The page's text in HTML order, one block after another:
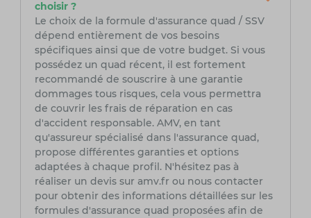
choisir ?
Le choix de la formule d'assurance quad / SSV
dépend entièrement de vos besoins
spécifiques ainsi que de votre budget. Si vous
possédez un quad récent, il est fortement
recommandé de souscrire à une garantie
dommages tous risques, cela vous permettra
de couvrir les frais de réparation en cas
d'accident responsable. AMV, en tant
qu'assureur spécialisé dans l'assurance quad,
propose différentes garanties et options
adaptées à chaque profil. N'hésitez pas à
réaliser un devis sur amv.fr ou nous contacter
pour obtenir des informations détaillées sur les
formules d'assurance quad proposées afin de